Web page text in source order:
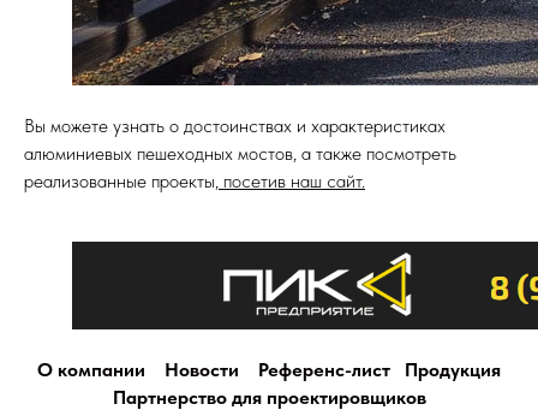
Вы можете узнать о достоинствах и характеристиках
алюминиевых пешеходных мостов, а также посмотреть
реализованные проекты, посетив наш сайт.
О компании Новости Референс-лист
Продукция
Партнерство для проектировщиков